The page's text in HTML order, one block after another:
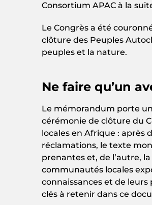
Consortium APAC à la
Le Congrès a été
clôture des Peuples
peuples et la nature.
Ne faire qu’un
Le mémorandum porte un
cérémonie de clôture du
locales en Afrique : après
réclamations, le texte
prenantes et, de l’autre,
communautés locales
connaissances et de
clés à retenir dans ce